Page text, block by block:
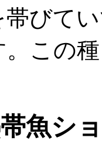
びて
。この
魚シ